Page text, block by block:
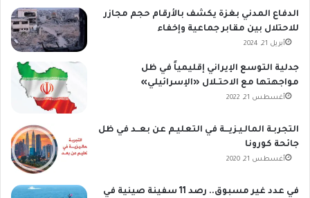
الدفاع المدني بغزة يكشف بالأرقام حجم مجازر
للاحتلال بين مقابر جماعية وإخفاء
أبريل 21, 2024
جدلية التوسع الإيراني إقليمياً في ظل
مواجهتها مع الاحتــلال «الإسرائيلي»
أغسطس 21, 2022
التجربـة المالـيـزيـــة في التعليـم عن بعــد في ظل
جائحة كورونا
أغسطس 21, 2020
في عدد غير مسبوق.. رصد 11 سفينة صينية في